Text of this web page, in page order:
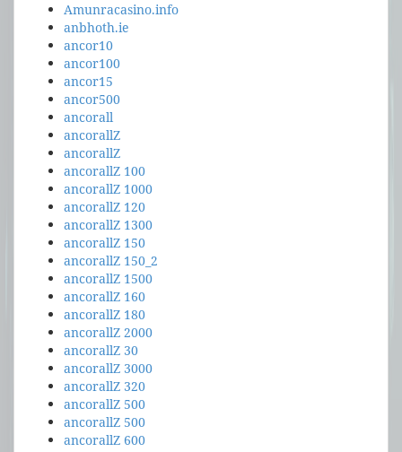
Amunracasino.info
anbhoth.ie
ancor10
ancor100
ancor15
ancor500
ancorall
ancorallZ
ancorallZ
ancorallZ 100
ancorallZ 1000
ancorallZ 120
ancorallZ 1300
ancorallZ 150
ancorallZ 150_2
ancorallZ 1500
ancorallZ 160
ancorallZ 180
ancorallZ 2000
ancorallZ 30
ancorallZ 3000
ancorallZ 320
ancorallZ 500
ancorallZ 500
ancorallZ 600